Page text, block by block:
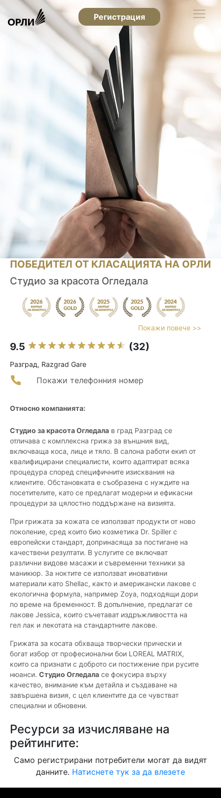
Регистрация
ПОБЕДИТЕЛ ОТ КЛАСАЦИЯТА НА ОРЛИ
Студио за красота Огледала
Покажи повече >>
9.5 (32)
Разград, Razgrad Gare
Покажи телефонния номер
Относно компанията:
Студио за красота Огледала в град Разград се
отличава с комплексна грижа за външния вид,
включваща коса, лице и тяло. В салона работи екип от
квалифицирани специалисти, които адаптират всяка
процедура според специфичните изисквания на
клиентите. Обстановката е съобразена с нуждите на
посетителите, като се предлагат модерни и ефикасни
процедури за цялостно поддържане на визията.
При грижата за кожата се използват продукти от ново
поколение, сред които био козметика Dr. Spiller с
европейски стандарт, допринасяща за постигане на
качествени резултати. В услугите се включват
различни видове масажи и съвременни техники за
маникюр. За ноктите се използват иновативни
материали като Shellac, както и американски лакове с
екологична формула, например Zoya, подходящи дори
по време на бременност. В допълнение, предлагат се
лакове Jessica, които съчетават издръжливостта на
гел лак и лекотата на стандартните лакове.
Грижата за косата обхваща творчески прически и
богат избор от професионални бои LOREAL MATRIX,
които са признати с доброто си постижение при русите
нюанси. Студио Огледала се фокусира върху
качество, внимание към детайла и създаване на
завършена визия, с цел клиентите да се чувстват
специални и обновени.
Ресурси за изчисляване на
рейтингите:
Само регистрирани потребители могат да видят
данните. Натиснете тук за да влезете